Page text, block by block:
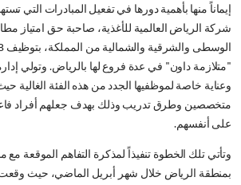
إيماناً منها بأهمية دورها في تفعيل المبادرات التي
شركة الرياض العالمية للأغذية، صاحبة حق امتياز
"متلازمة داون" في عدة فروع لها بالرياض. وتولي إدارة
وعناية خاصة لموظفيها الجدد من هذه الفئة
متخصصين وطرق تدريب وذلك بهدف جعلهم أفراد
على أنفسهم.
وتأتي تلك الخطوة تنفيذاً لمذكرة التفاهم الموقعة مع
بمنطقة الرياض خلال شهر أبريل الماضي، حيث